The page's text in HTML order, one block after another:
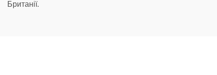
Британії.